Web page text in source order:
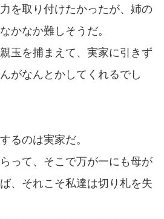
を取り付けたかったが、姉の
かなか難しそうだ。
玉を捕まえて、実家に引きず
がなんとかしてくれるでし
るのは実家だ。
って、そこで万が一にも母が
、それこそ私達は切り札を失